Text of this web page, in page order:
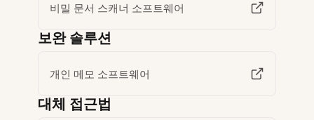
비밀 문서 스캐너 소프트웨어
보완 솔루션
개인 메모 소프트웨어
대체 접근법